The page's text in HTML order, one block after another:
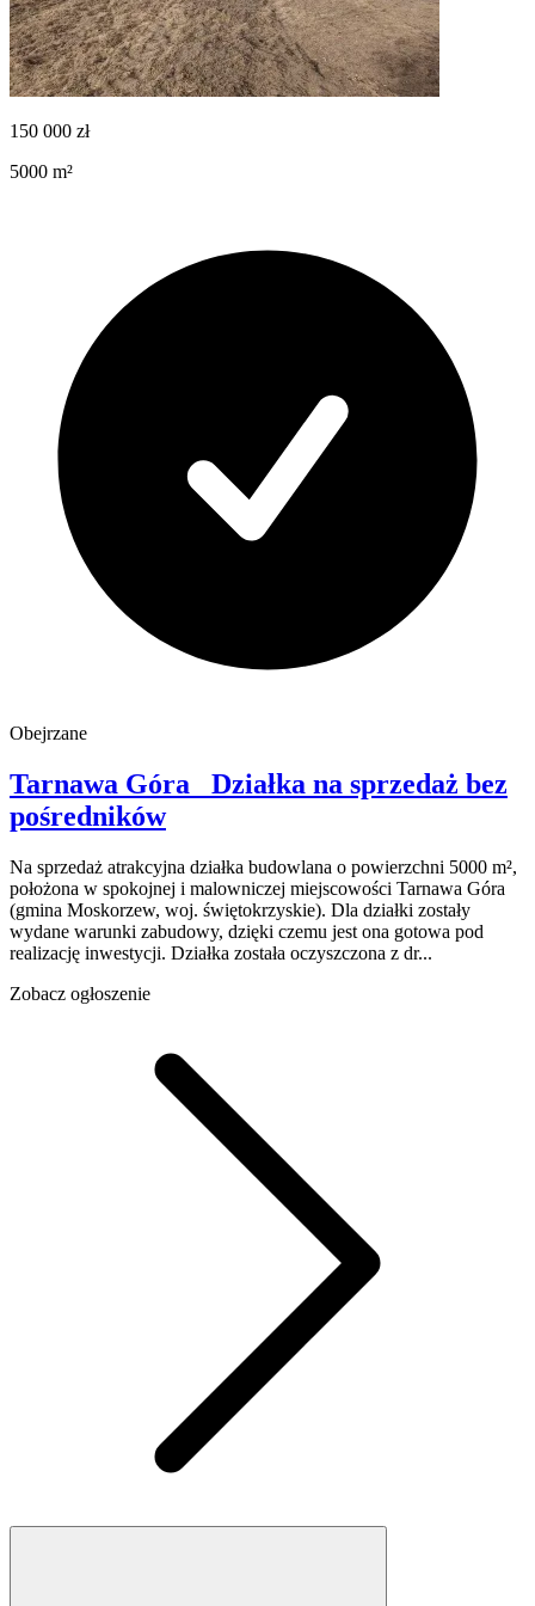
150 000 zł
5000 m²
Obejrzane
Tarnawa Góra Działka na sprzedaż bez
pośredników
Na sprzedaż atrakcyjna działka budowlana o powierzchni 5000 m²,
położona w spokojnej i malowniczej miejscowości Tarnawa Góra
(gmina Moskorzew, woj. świętokrzyskie). Dla działki zostały
wydane warunki zabudowy, dzięki czemu jest ona gotowa pod
realizację inwestycji. Działka została oczyszczona z dr...
Zobacz ogłoszenie